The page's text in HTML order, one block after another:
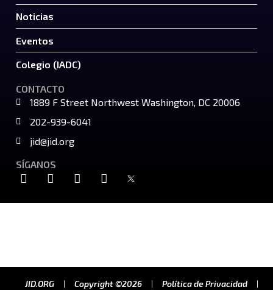
Noticias
Eventos
Colegio (IADC)
CONTACTO
1889 F Street Northwest Washington, DC 20006
202-939-6041
jid@jid.org
SÍGANOS
JID.ORG Copyright ©2026
Política de Privacidad